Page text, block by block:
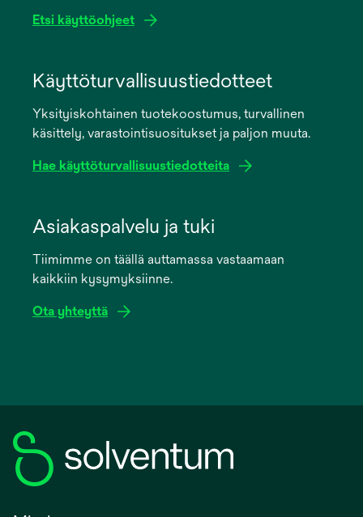
Etsi käyttöohjeet
new
Käyttöturvallisuustiedotteet
Yksityiskohtainen tuotekoostumus, turvallinen
käsittely, varastointisuositukset ja paljon muuta.
Hae käyttöturvallisuustiedotteita
new
Asiakaspalvelu ja tuki
Tiimimme on täällä auttamassa vastaamaan
kaikkiin kysymyksiinne.
Ota yhteyttä